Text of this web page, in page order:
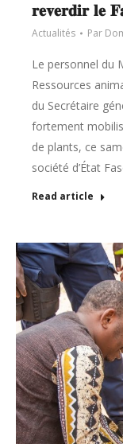
𝐫𝐞𝐯𝐞𝐫𝐝𝐢𝐫 𝐥𝐞
Actualités Par
Le personnel du
Ressources
du Secrétaire
fortement
de plants, ce
société d’État
Read article